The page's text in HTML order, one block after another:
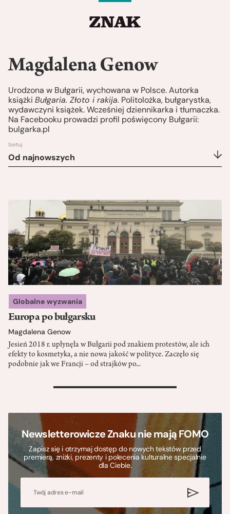
Magdalena Genow
Urodzona w Bułgarii, wychowana w Polsce. Autorka
książki Bułgaria. Złoto i rakija. Politolożka, bułgarystka,
wydawczyni książek. Wcześniej dziennikarka i tłumaczka.
Na Facebooku prowadzi profil poświęcony Bułgarii:
bulgarka.pl
Sortuj
Od najnowszych
Globalne wyzwania
Europa po bułgarsku
Magdalena Genow
Jesień 2018 r. upłynęła w Bułgarii pod znakiem protestów, ale ich
efekty to kosmetyka, a nie nowa jakość w polityce. Zaczęło się
podobnie jak we Francji – od strajków po...
>
Newsletterowicze Znaku nie mają FOMO
Zapisz się i otrzymaj dostęp do nowych tekstów przed
premierą, zniżki, prezenty i polecenia kulturalne specjalnie
dla Ciebie.